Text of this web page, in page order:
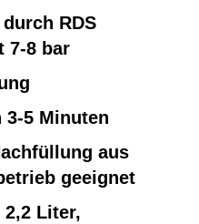
RDS
7-8 bar
5 Minuten
aus
geeignet
2,2 Liter,